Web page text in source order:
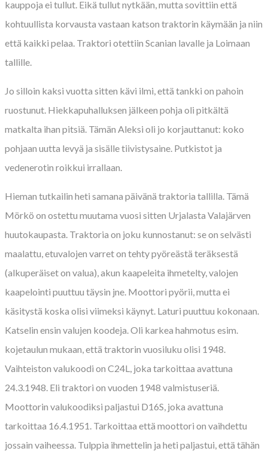
kauppoja ei tullut. Eikä tullut nytkään, mutta sovittiin että
kohtuullista korvausta vastaan katson traktorin käymään ja niin
että kaikki pelaa. Traktori otettiin Scanian lavalle ja Loimaan
tallille.
Jo silloin kaksi vuotta sitten kävi ilmi, että tankki on pahoin
ruostunut. Hiekkapuhalluksen jälkeen pohja oli pitkältä
matkalta ihan pitsiä. Tämän Aleksi oli jo korjauttanut: koko
pohjaan uutta levyä ja sisälle tiivistysaine. Putkistot ja
vedenerotin roikkui irrallaan.
Hieman tutkailin heti samana päivänä traktoria tallilla. Tämä
Mörkö on ostettu muutama vuosi sitten Urjalasta Valajärven
huutokaupasta. Traktoria on joku kunnostanut: se on selvästi
maalattu, etuvalojen varret on tehty pyöreästä teräksestä
(alkuperäiset on valua), akun kaapeleita ihmetelty, valojen
kaapelointi puuttuu täysin jne. Moottori pyörii, mutta ei
käsitystä koska olisi viimeksi käynyt. Laturi puuttuu kokonaan.
Katselin ensin valujen koodeja. Oli karkea hahmotus esim.
kojetaulun mukaan, että traktorin vuosiluku olisi 1948.
Vaihteiston valukoodi on C24L, joka tarkoittaa avattuna
24.3.1948. Eli traktori on vuoden 1948 valmistuseriä.
Moottorin valukoodiksi paljastui D16S, joka avattuna
tarkoittaa 16.4.1951. Tarkoittaa että moottori on vaihdettu
jossain vaiheessa. Tulppia ihmettelin ja heti paljastui, että tähän